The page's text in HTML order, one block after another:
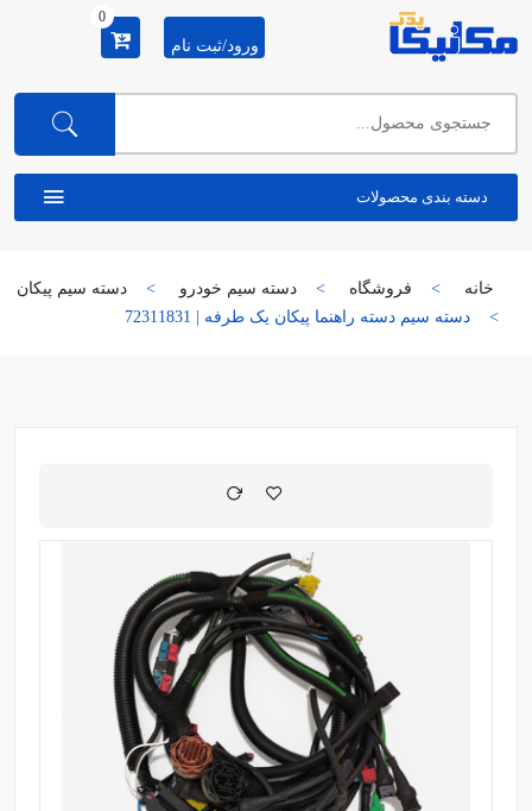
ورود/ثبت نام
0
دسته بندی محصولات
خانه فروشگاه دسته سیم خودرو
دسته سیم پیکان
دسته سیم دسته راهنما پیکان یک طرفه | 72311831